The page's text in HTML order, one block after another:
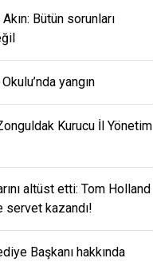
Bütün sorunları
yangın
Kurucu İl Yönetim
altüst etti: Tom Holland
kazandı!
Başkanı hakkında